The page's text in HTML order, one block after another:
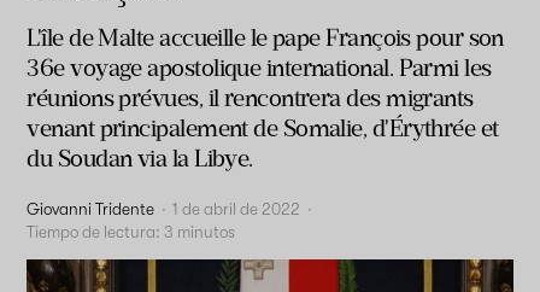
L'île de Malte accueille le pape François pour son
36e voyage apostolique international. Parmi les
réunions prévues, il rencontrera des migrants
venant principalement de Somalie, d'Érythrée et
du Soudan via la Libye.
Giovanni Tridente · 1 de abril de 2022 ·
Tiempo de lectura: 3 minutos